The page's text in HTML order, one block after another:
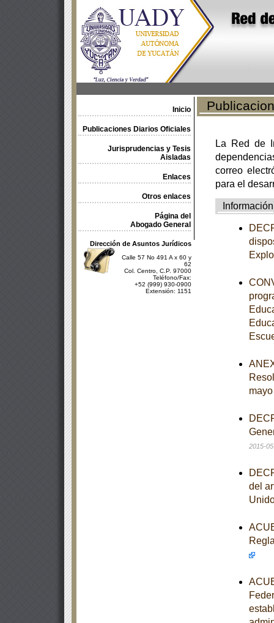
Inicio
Publicaciones Diarios Oficiales
Jurisprudencias y Tesis
Aisladas
Enlaces
Otros enlaces
Página del
Abogado General
Dirección de Asuntos Jurídicos
Calle 57 No 491 A x 60 y
62
Col. Centro, C.P. 97000
Teléfono/Fax:
+52 (999) 930-0900
Extensión: 1151
La Red de
correo
para el
Información
2015-
del